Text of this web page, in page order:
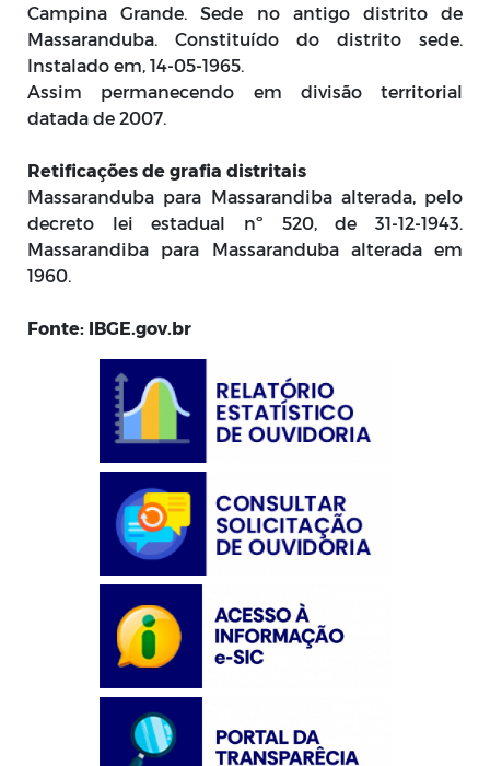
Campina Grande. Sede no antigo distrito de
Massaranduba. Constituído do distrito sede.
Instalado em, 14-05-1965.
Assim permanecendo em divisão territorial
datada de 2007.
Retificações de grafia distritais
Massaranduba para Massarandiba alterada, pelo
decreto lei estadual nº 520, de 31-12-1943.
Massarandiba para Massaranduba alterada em
1960.
Fonte: IBGE.gov.br